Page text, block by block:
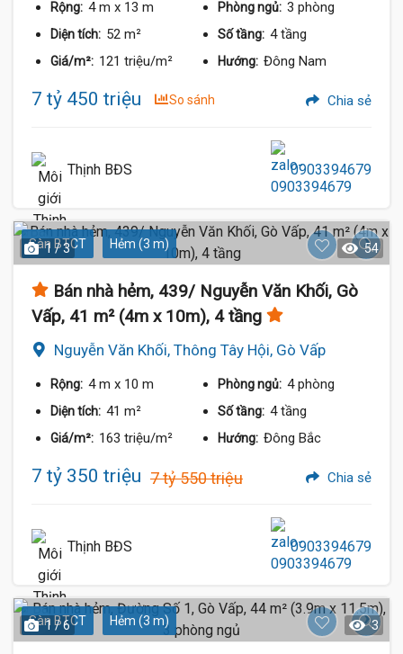
Rộng: 4 m x 13 m Phòng ngủ: 3 phòng
Diện tích: 52 m² Số tầng: 4 tầng
Giá/m²: 121 triệu/m² Hướng: Đông Nam
7 tỷ 450 triệu So sánh Chia sẻ
Thịnh BĐS 0903394679
Sàn BTCT Hẻm (3 m)
1 / 3 54
Bán nhà hẻm, 439/ Nguyễn Văn Khối, Gò
Vấp, 41 m² (4m x 10m), 4 tầng
Nguyễn Văn Khối, Thông Tây Hội, Gò Vấp
Rộng: 4 m x 10 m Phòng ngủ: 4 phòng
Diện tích: 41 m² Số tầng: 4 tầng
Giá/m²: 163 triệu/m² Hướng: Đông Bắc
7 tỷ 350 triệu 7 tỷ 550 triệu Chia sẻ
Thịnh BĐS 0903394679
Sàn BTCT Hẻm (3 m)
1 / 6 3